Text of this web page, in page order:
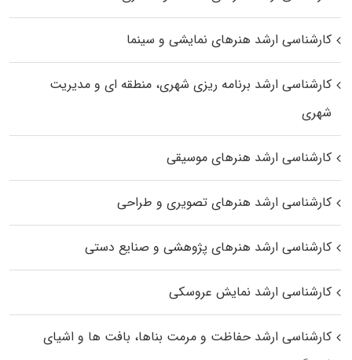
کارشناسی ارشد هنرهای نمایشی و سینما
کارشناسی ارشد برنامه ریزی شهری، منطقه‌ ای و مدیریت
شهری
کارشناسی ارشد هنرهای موسیقی
کارشناسی ارشد هنرهای تصویری و طراحی
کارشناسی ارشد هنرهای پژوهشی و صنایع دستی
کارشناسی ارشد نمایش عروسکی
کارشناسی ارشد حفاظت و مرمت بناها، بافت‌ ها و اشیای